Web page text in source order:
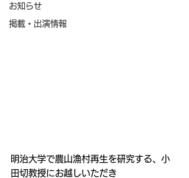
お知らせ
掲載・出演情報
明治大学で農山漁村再生を研究する、小
田切教授にお越しいただき